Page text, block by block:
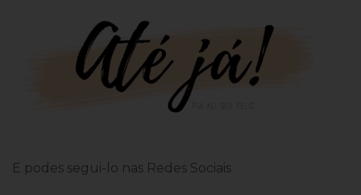
E podes segui-lo nas Redes Sociais